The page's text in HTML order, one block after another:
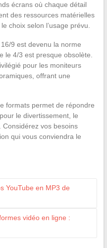
écrans où chaque détail
des ressources matérielles
choix selon l’usage prévu.
9 est devenu la norme
le 4/3 est presque obsolète.
pour les moniteurs
offrant une
formats permet de répondre
le divertissement, le
vos besoins
qui vous conviendra le
YouTube en MP3 de
vidéo en ligne :